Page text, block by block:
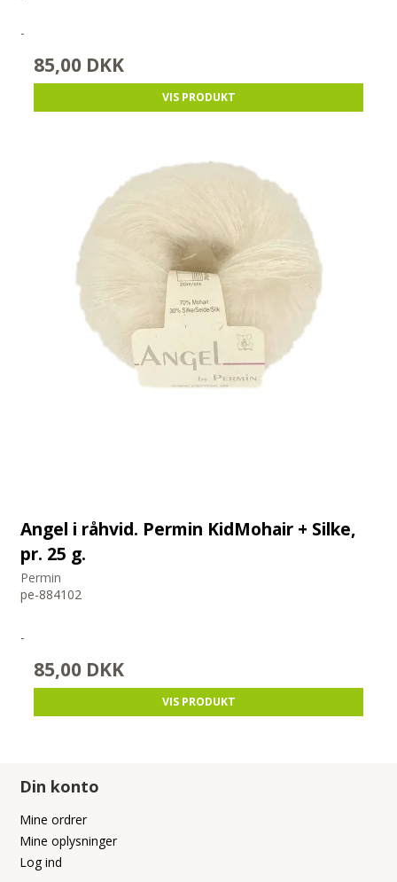
-
85,00 DKK
VIS PRODUKT
Angel i råhvid. Permin KidMohair + Silke,
pr. 25 g.
Permin
pe-884102
-
85,00 DKK
VIS PRODUKT
Din konto
Mine ordrer
Mine oplysninger
Log ind